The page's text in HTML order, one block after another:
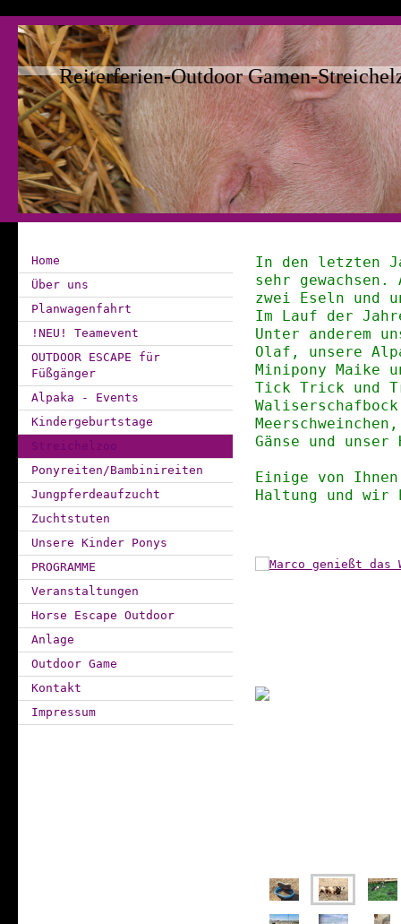
Reiterferien-Outdoor Gamen-
Home
Über uns
Planwagenfahrt
!NEU! Teamevent
OUTDOOR ESCAPE für
Füßgänger
Alpaka - Events
Kindergeburtstage
Streichelzoo
Ponyreiten/Bambinireiten
Jungpferdeaufzucht
Zuchtstuten
Unsere Kinder Ponys
PROGRAMME
Veranstaltungen
Horse Escape Outdoor
Anlage
Outdoor Game
Kontakt
Impressum
In den letzten
sehr gewachsen.
zwei Eseln und
Im Lauf der
Unter anderem
Olaf, unsere
Minipony Maike
Tick Trick und
Gänse und
Einige von
Haltung und wir